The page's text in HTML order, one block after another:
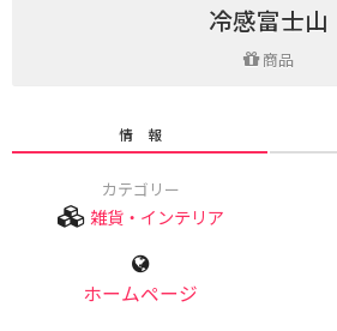
冷感富士山
商品
情 報
カテゴリー
雑貨・インテリア
ホームページ